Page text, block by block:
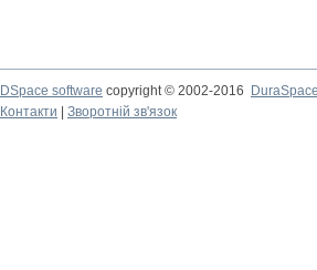
DSpace software copyright © 2002-2016
DuraSpace
Контакти
Зворотній зв'язок